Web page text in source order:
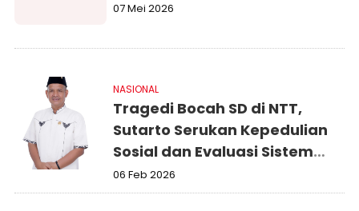
07 Mei 2026
NASIONAL
Tragedi Bocah SD di NTT,
Sutarto Serukan Kepedulian
Sosial dan Evaluasi Sistem
Pendidikan
06 Feb 2026